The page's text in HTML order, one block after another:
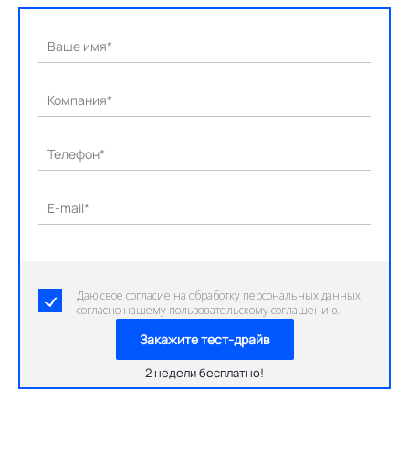
Ваше имя*
Компания*
Телефон*
E-mail*
Даю свое согласие на обработку персональных данных
согласно нашему пользовательскому соглашению.
Закажите тест-драйв
2 недели бесплатно!